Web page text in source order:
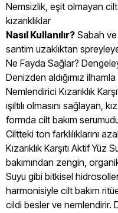
Nemsizlik, eşit olmayan
kızarıklıklar
Nasıl Kullanılır? Sabah
santim uzaklıktan
Ne Fayda Sağlar?
Denizden aldığımız
Nemlendirici Kızarıklık
ışıltılı olmasını sağlayan,
formda cilt bakım
Ciltteki ton farklılıklarını
Kızarıklık Karşıtı Aktif
bakımından zengin,
Suyu gibi bitkisel
harmonisiyle cilt bakım
cildi besler ve nemlendirir.